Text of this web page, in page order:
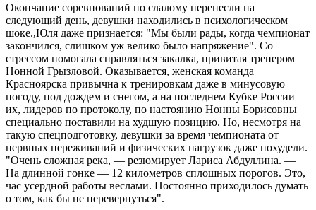
Окончание соревнований по слалому перенесли на
следующий день, девушки находились в психологическом
шоке.,Юля даже признается: "Мы были рады, когда чемпионат
закончился, слишком уж велико было напряжение". Со
стрессом помогала справляться закалка, привитая тренером
Нонной Грызловой. Оказывается, женская команда
Красноярска привычна к тренировкам даже в минусовую
погоду, под дождем и снегом, а на последнем Кубке России
их, лидеров по протоколу, по настоянию Нонны Борисовны
специально поставили на худшую позицию. Но, несмотря на
такую спецподготовку, девушки за время чемпионата от
нервных переживаний и физических нагрузок даже похудели.
"Очень сложная река, — резюмирует Лариса Абдуллина. —
На длинной гонке — 12 километров сплошных порогов. Это,
час усердной работы веслами. Постоянно приходилось думать
о том, как бы не перевернуться".